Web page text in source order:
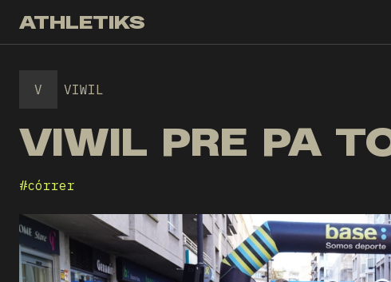
ATHLETIKS
V VIWIL
VIWIL PRE PA
#córrer